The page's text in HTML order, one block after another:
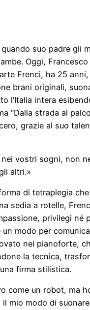
suo padre gli
Oggi, Francesco
Frenci, ha 25
brani originali,
l’Italia intera
“Dalla strada al
grazie al suo
nei vostri sogni, non
altri.»
di tetraplegia
sedia a rotelle,
privilegi né
modo per
nel pianoforte,
la tecnica,
firma stilistica.
come un robot, ma
il mio modo di